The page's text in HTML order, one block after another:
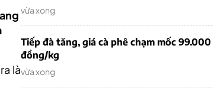
là
vừa xong
Tiếp đà tăng, giá cà phê chạm mốc 99.000
đồng/kg
vừa xong